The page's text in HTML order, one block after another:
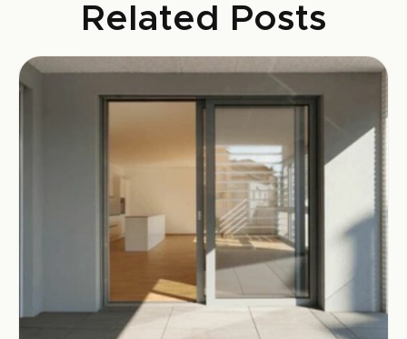
Related Posts